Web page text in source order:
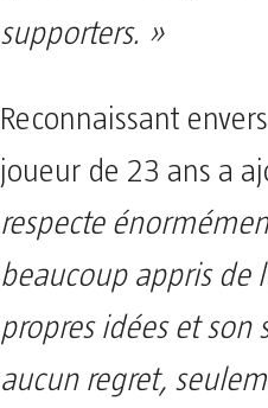
supporters. »
Reconnaissant
joueur de 23 ans a
respecte
beaucoup appris de
propres idées et son
aucun regret,